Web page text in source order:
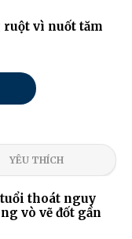
vì nuốt tăm
YÊU THÍCH
thoát nguy
vò vẽ đốt gần